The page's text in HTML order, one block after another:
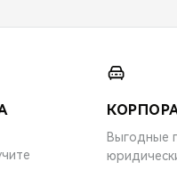
Выгодные